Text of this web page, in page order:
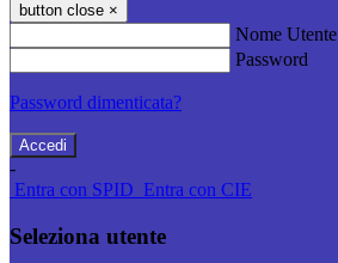
button close ×
Nome Utente
Password
Password dimenticata?
-
Entra con SPID Entra con CIE
Seleziona utente